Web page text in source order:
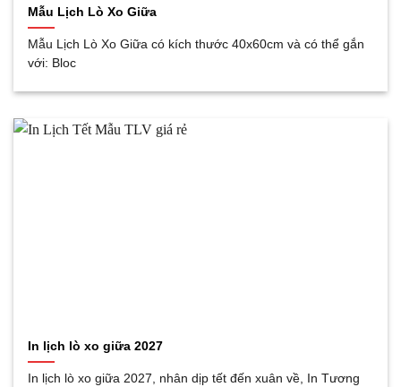
Mẫu Lịch Lò Xo Giữa
Mẫu Lịch Lò Xo Giữa có kích thước 40x60cm và có thể gắn
với: Bloc
In lịch lò xo giữa 2027
In lịch lò xo giữa 2027, nhân dịp tết đến xuân về, In Tương